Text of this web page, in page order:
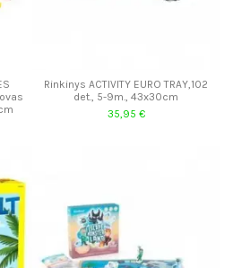
Rinkinys ACTIVITY EURO TRAY,102
det., 5-9m., 43x30cm
35,95 €